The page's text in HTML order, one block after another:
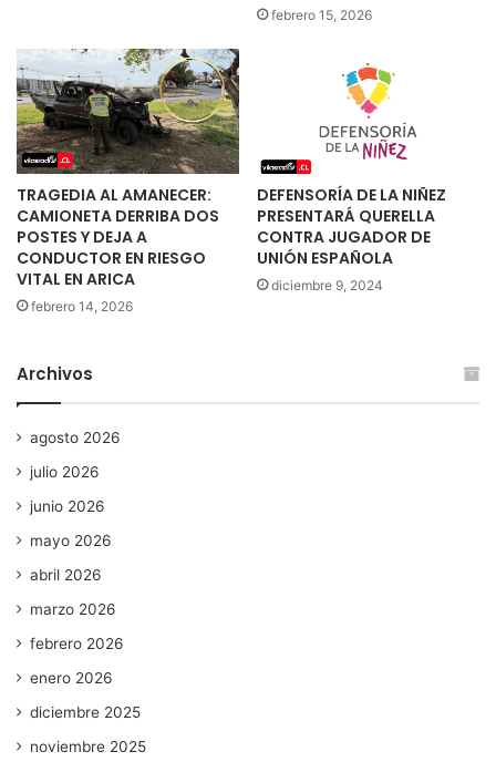
febrero 15, 2026
TRAGEDIA AL AMANECER:
CAMIONETA DERRIBA DOS
POSTES Y DEJA A
CONDUCTOR EN RIESGO
VITAL EN ARICA
febrero 14, 2026
DEFENSORÍA DE LA NIÑEZ
PRESENTARÁ QUERELLA
CONTRA JUGADOR DE
UNIÓN ESPAÑOLA
diciembre 9, 2024
Archivos
agosto 2026
julio 2026
junio 2026
mayo 2026
abril 2026
marzo 2026
febrero 2026
enero 2026
diciembre 2025
noviembre 2025